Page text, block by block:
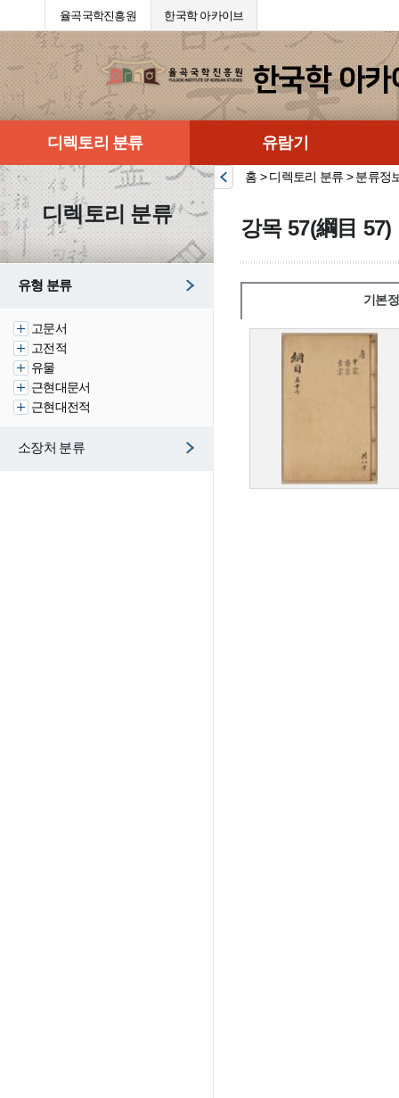
율곡국학진흥원 한국학 아카이브
디렉토리 분류 유람기
디렉토리 분류
유형 분류
고문서
고전적
유물
근현대문서
근현대전적
소장처 분류
홈 > 디렉토리 분류 > 분류정
강목 57(綱目 57)
기본